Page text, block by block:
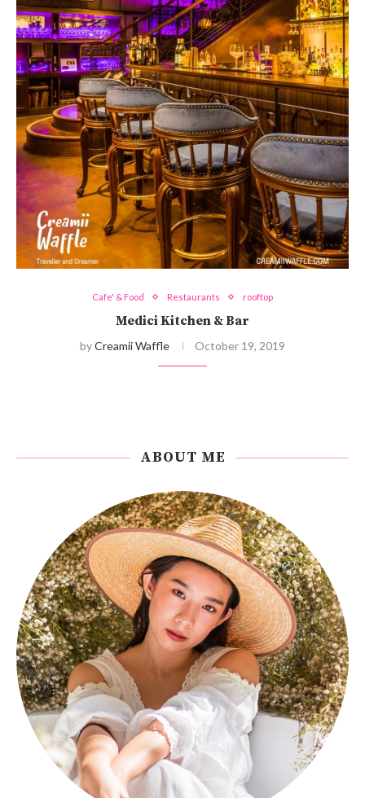
Cafe' & Food Restaurants rooftop
Medici Kitchen & Bar
byCreamii Waffle October 19, 2019
ABOUT ME